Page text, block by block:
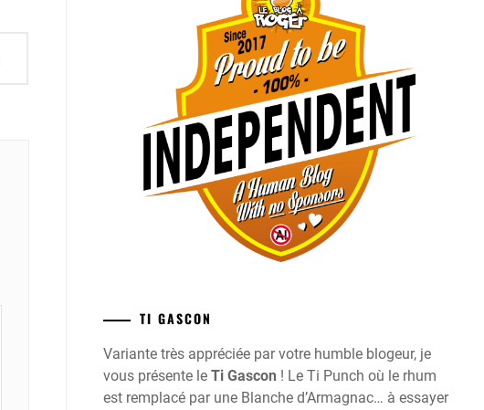
TI GASCON
Variante très appréciée par votre humble blogeur, je
vous présente le Ti Gascon ! Le Ti Punch où le rhum
est remplacé par une Blanche d’Armagnac… à essayer